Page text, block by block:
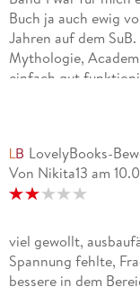
Buch ja auch ewig
Jahren auf dem
Mythologie,
einfach gut
als erwartet und
oder verfolgt Fenrir
Asgard als
mehr zu epischer
die Story von
stellenweise auch
LovelyBooks-
Von Nikita13 am
viel gewollt,
Spannung fehlte,
bessere in dem